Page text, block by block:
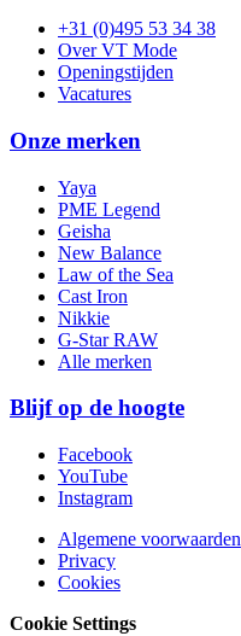
+31 (0)495 53 34 38
Over VT Mode
Openingstijden
Vacatures
Onze merken
Yaya
PME Legend
Geisha
New Balance
Law of the Sea
Cast Iron
Nikkie
G-Star RAW
Alle merken
Blijf op de hoogte
Facebook
YouTube
Instagram
Algemene voorwaarden
Privacy
Cookies
Cookie Settings